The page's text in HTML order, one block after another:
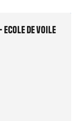
de voile